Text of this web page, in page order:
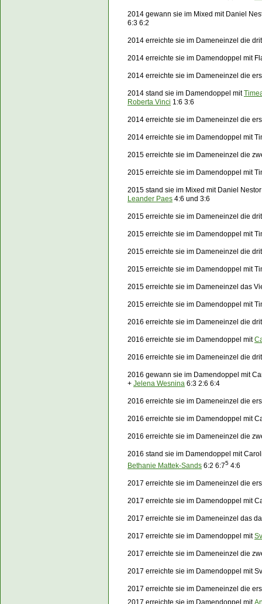
2014 gewann sie im Mixed mit Daniel
6:3 6:2
2014 erreichte sie im Dameneinzel die
2014 erreichte sie im Damendoppel mit
2014 erreichte sie im Dameneinzel die
2014 stand sie im Damendoppel mit
Roberta Vinci 1:6 3:6
2014 erreichte sie im Dameneinzel die
2014 erreichte sie im Damendoppel mit
2015 erreichte sie im Dameneinzel die
2015 erreichte sie im Damendoppel mit
2015 stand sie im Mixed mit Daniel
Leander Paes 4:6 und 3:6
2015 erreichte sie im Dameneinzel die
2015 erreichte sie im Damendoppel mit
2015 erreichte sie im Dameneinzel die
2015 erreichte sie im Damendoppel mit
2015 erreichte sie im Dameneinzel das
2015 erreichte sie im Damendoppel mit
2016 erreichte sie im Dameneinzel die
2016 erreichte sie im Damendoppel mit
2016 erreichte sie im Dameneinzel die
2016 gewann sie im Damendoppel mit
+ Jelena Wesnina 6:3 2:6 6:4
2016 erreichte sie im Dameneinzel die
2016 erreichte sie im Damendoppel mit
2016 erreichte sie im Dameneinzel die
2016 stand sie im Damendoppel mit
Bethanie Mattek-Sands 6:2 6:75 4:6
2017 erreichte sie im Dameneinzel die
2017 erreichte sie im Damendoppel mit
2017 erreichte sie im Dameneinzel das
2017 erreichte sie im Damendoppel mit
2017 erreichte sie im Dameneinzel die
2017 erreichte sie im Damendoppel mit
2017 erreichte sie im Dameneinzel die
2017 erreichte sie im Damendoppel mit